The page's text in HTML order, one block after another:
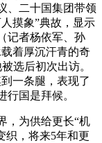
、二十国集团带领
摸象”典故，显示
记者杨依军、孙
着厚沉汗青的奇
选后初次出访。
一条腿，表现了
国是拜候。
为供给更长“机
织，将来5年和更